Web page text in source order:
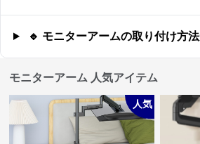
🔹 モニターアームの取り付け方
モニターアーム 人気アイテム
人気